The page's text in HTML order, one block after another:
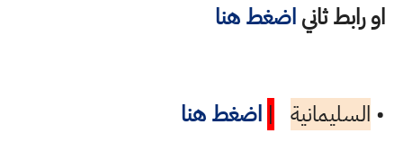
او رابط ثانياضغط هنا
• السليمانية | اضغط هنا